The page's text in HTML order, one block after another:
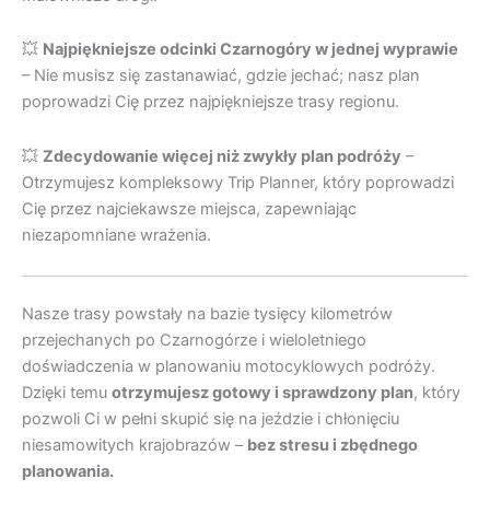
💥 Najpiękniejsze odcinki Czarnogóry w jednej wyprawie
– Nie musisz się zastanawiać, gdzie jechać; nasz plan
poprowadzi Cię przez najpiękniejsze trasy regionu.
💥 Zdecydowanie więcej niż zwykły plan podróży –
Otrzymujesz kompleksowy Trip Planner, który poprowadzi
Cię przez najciekawsze miejsca, zapewniając
niezapomniane wrażenia.
Nasze trasy powstały na bazie tysięcy kilometrów
przejechanych po Czarnogórze i wieloletniego
doświadczenia w planowaniu motocyklowych podróży.
Dzięki temu otrzymujesz gotowy i sprawdzony plan, który
pozwoli Ci w pełni skupić się na jeździe i chłonięciu
niesamowitych krajobrazów – bez stresu i zbędnego
planowania.